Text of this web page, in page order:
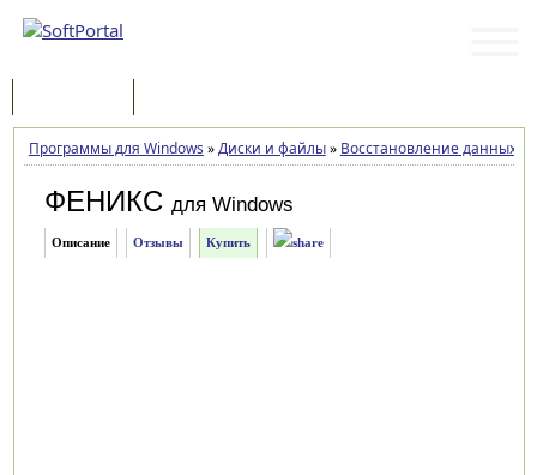
Программы для Windows »Диски и файлы» Восстановление данных
ФЕНИКС для Windows
Описание Отзывы Купить